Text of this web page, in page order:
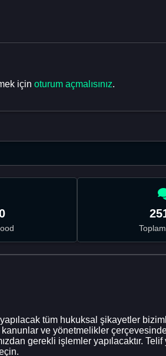
için oturum açmalısınız.
tüm hukuksal şikayetler
ve yönetmelikler
gerekli işlemler yapılacaktır.